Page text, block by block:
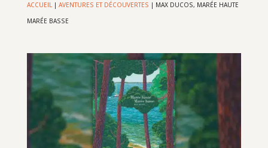
ACCUEIL| AVENTURES ET DÉCOUVERTES | MAX DUCOS, MARÉE HAUTE
MARÉE BASSE